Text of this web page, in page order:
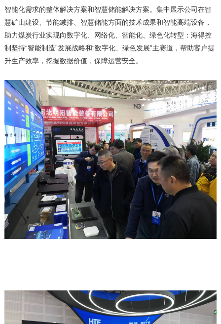
智能化需求的整体解决方案和智慧储能解决方案。 集中展示公司在智
慧矿山建设、节能减排、智慧储能方面的技术成果和智能高端设备，
助力煤炭行业实现向数字化、网络化、智能化、绿色化转型： 海得控
制坚持“智能制造”发展战略和“数字化、绿色发展”主赛道，帮助客户提
升生产效率，挖掘数据价值，保障运营安全。